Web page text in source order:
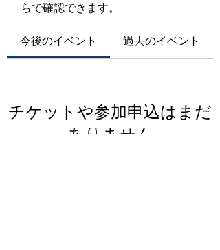
らで確認できます。
今後のイベント 過去のイベント
チケットや参加申込はまだ
ありません